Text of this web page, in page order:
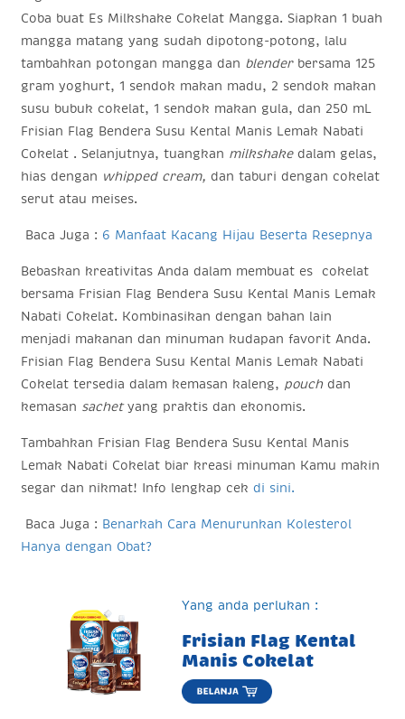
Coba buat Es Milkshake Cokelat Mangga. Siapkan 1 buah
mangga matang yang sudah dipotong-potong, lalu
tambahkan potongan mangga dan blender bersama 125
gram yoghurt, 1 sendok makan madu, 2 sendok makan
susu bubuk cokelat, 1 sendok makan gula, dan 250 mL
Frisian Flag Bendera Susu Kental Manis Lemak Nabati
Cokelat . Selanjutnya, tuangkan milkshake dalam gelas,
hias dengan whipped cream, dan taburi dengan cokelat
serut atau meises.
Baca Juga : 6 Manfaat Kacang Hijau Beserta Resepnya
Bebaskan kreativitas Anda dalam membuat es cokelat
bersama Frisian Flag Bendera Susu Kental Manis Lemak
Nabati Cokelat. Kombinasikan dengan bahan lain
menjadi makanan dan minuman kudapan favorit Anda.
Frisian Flag Bendera Susu Kental Manis Lemak Nabati
Cokelat tersedia dalam kemasan kaleng, pouch dan
kemasan sachet yang praktis dan ekonomis.
Tambahkan Frisian Flag Bendera Susu Kental Manis
Lemak Nabati Cokelat biar kreasi minuman Kamu makin
segar dan nikmat! Info lengkap cek di sini.
Baca Juga : Benarkah Cara Menurunkan Kolesterol
Hanya dengan Obat?
Yang anda perlukan :
Frisian Flag Kental
Manis Cokelat